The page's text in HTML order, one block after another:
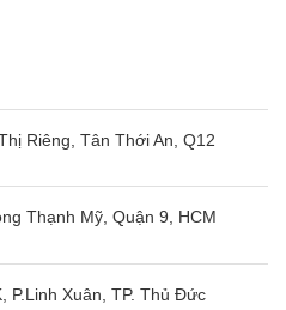
Riêng, Tân Thới An, Q12
Thạnh Mỹ, Quận 9, HCM
P.Linh Xuân, TP. Thủ Đức